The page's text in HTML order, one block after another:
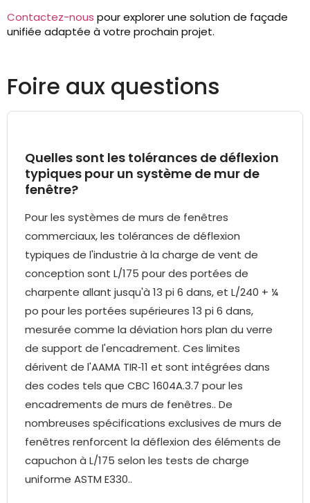
Contactez-nous pour explorer une solution de façade
unifiée adaptée à votre prochain projet.
Foire aux questions
Quelles sont les tolérances de déflexion
typiques pour un système de mur de
fenêtre?
Pour les systèmes de murs de fenêtres
commerciaux, les tolérances de déflexion
typiques de l'industrie à la charge de vent de
conception sont L/175 pour des portées de
charpente allant jusqu'à 13 pi 6 dans, et L/240 + ¼
po pour les portées supérieures 13 pi 6 dans,
mesurée comme la déviation hors plan du verre
de support de l'encadrement. Ces limites
dérivent de l'AAMA TIR‑11 et sont intégrées dans
des codes tels que CBC 1604A.3.7 pour les
encadrements de murs de fenêtres.. De
nombreuses spécifications exclusives de murs de
fenêtres renforcent la déflexion des éléments de
capuchon à L/175 selon les tests de charge
uniforme ASTM E330..